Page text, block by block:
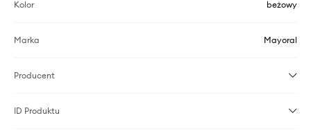
Kolor beżowy
Marka Mayoral
Producent
ID Produktu